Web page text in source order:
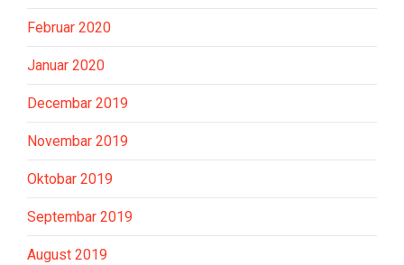
Februar 2020
Januar 2020
Decembar 2019
Novembar 2019
Oktobar 2019
Septembar 2019
August 2019